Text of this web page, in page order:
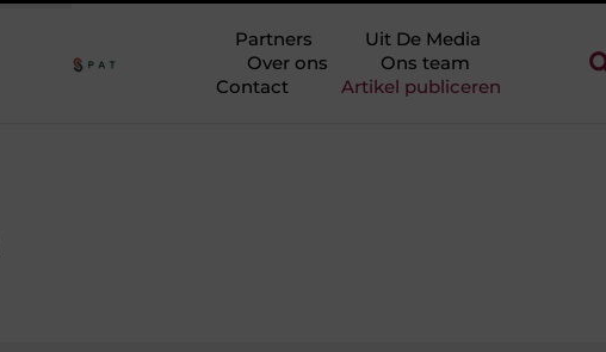
Partners
Uit De Media
Over ons
Ons team
Contact
Artikel publiceren